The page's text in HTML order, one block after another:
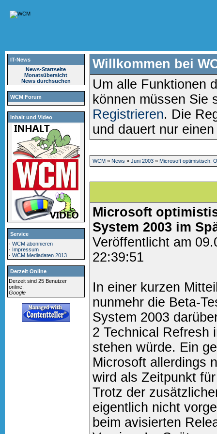
IT-News
News-Startseite
Monatsübersicht
News durchsuchen
WCM Forum
Inhalt und Video
Service
·WCM abonnieren
· Impressum
·WCM Mediadaten 2013
Derzeit Online
Derzeit sind 25 Benutzer
online:
Google
Willkommen bei
Um alle Funktionen
können müssen Sie
Registrieren. Die
und dauert nur
WCM» News » Juni 2003» Microsoft optimistisch:
Microsoft
System 2003 im
Veröffentlicht am
22:39:51
In einer kurzen
nunmehr die Beta-
System 2003
2 Technical Refresh
stehen würde. Ein
Microsoft allerdings
wird als Zeitpunkt
Trotz der
eigentlich nicht
beim avisierten